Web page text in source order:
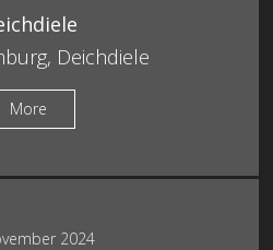
Deichdiele
More
2024